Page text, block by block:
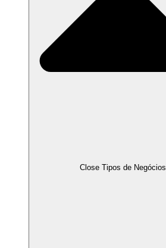
Close Tipos de Negócios